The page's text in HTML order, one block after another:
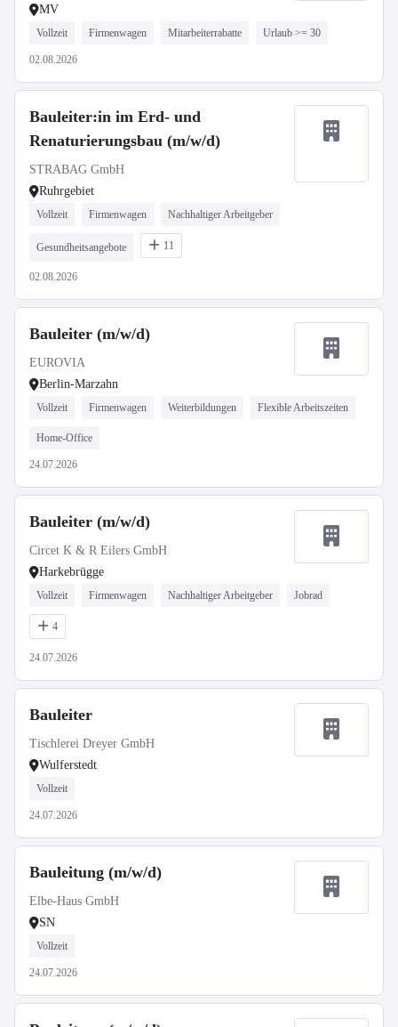
MV
Vollzeit Firmenwagen Mitarbeiterrabatte Urlaub >= 30
02.08.2026
Bauleiter:in im Erd- und
Renaturierungsbau (m/w/d)
STRABAG GmbH
Ruhrgebiet
Vollzeit Firmenwagen Nachhaltiger Arbeitgeber
Gesundheitsangebote 11
02.08.2026
Bauleiter (m/w/d)
EUROVIA
Berlin-Marzahn
Vollzeit Firmenwagen Weiterbildungen Flexible Arbeitszeiten
Home-Office
24.07.2026
Bauleiter (m/w/d)
Circet K & R Eilers GmbH
Harkebrügge
Vollzeit Firmenwagen Nachhaltiger Arbeitgeber Jobrad
4
24.07.2026
Bauleiter
Tischlerei Dreyer GmbH
Wulferstedt
Vollzeit
24.07.2026
Bauleitung (m/w/d)
Elbe-Haus GmbH
SN
Vollzeit
24.07.2026